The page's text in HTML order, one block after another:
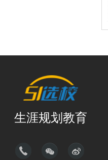
生涯规划教育